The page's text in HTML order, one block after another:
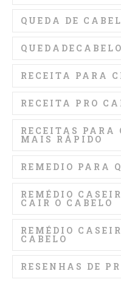
QUEDA DE
QUEDADECABELO
RECEITA PARA
RECEITA PRO
RECEITAS PARA
MAIS RÁPIDO
REMEDIO PARA
REMÉDIO
CAIR O CABELO
REMÉDIO
CABELO
RESENHAS DE